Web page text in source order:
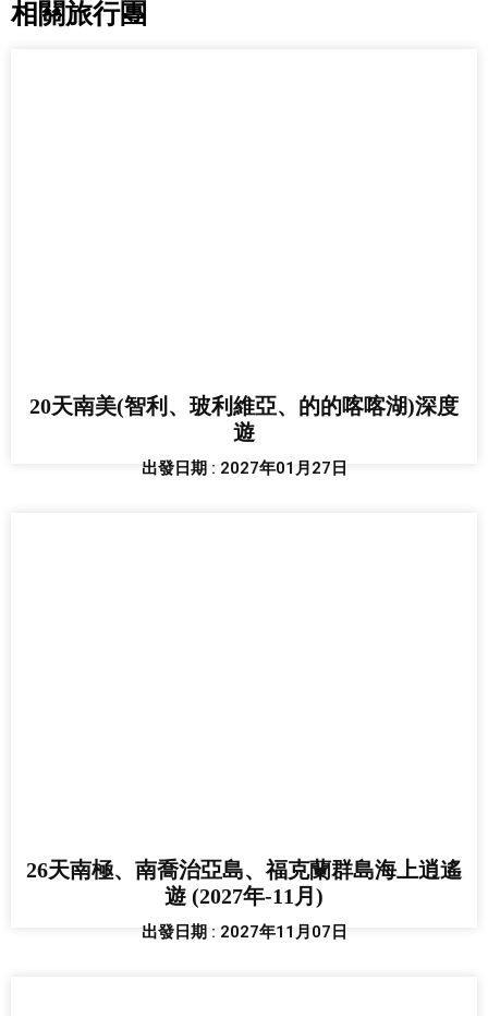
相關旅行團
20天南美(智利、玻利維亞、的的喀喀湖)深度
遊
出發日期 : 2027年01月27日
26天南極、南喬治亞島、福克蘭群島海上逍遙
遊 (2027年-11月)
出發日期 : 2027年11月07日